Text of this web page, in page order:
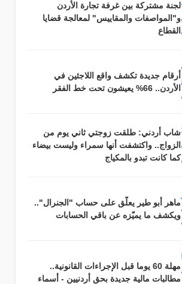
لجنة مشتركة بين غرفة تجارة الأردن
و"المواصفات والمقاييس" لمعالجة قضايا
القطاع
أرقام جديدة تكشف واقع اللاجئين في
الأردن.. 66% يعيشون تحت خط الفقر
شاب أردني: طلقت زوجتي ثاني يوم من
الزواج.. واكتشفت أنها سمراء وليست بيضاء
كما كانت تبدو بالمكياج
ماهر أبو طير يعلّق على حساب "الجنرال"..
ويكشف ما يميّزه عن باقي الحسابات
مهلة 60 يوما قبل الإجراءات القانونية..
مطالبات مالية جديدة بحق أردنيين - أسماء